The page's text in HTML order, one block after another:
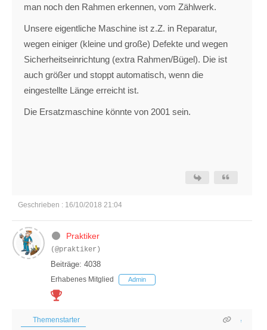
man noch den Rahmen erkennen, vom Zählwerk.
Unsere eigentliche Maschine ist z.Z. in Reparatur,
wegen einiger (kleine und große) Defekte und wegen
Sicherheitseinrichtung (extra Rahmen/Bügel). Die ist
auch größer und stoppt automatisch, wenn die
eingestellte Länge erreicht ist.
Die Ersatzmaschine könnte von 2001 sein.
Geschrieben : 16/10/2018 21:04
Praktiker
(@praktiker)
Beiträge: 4038
Erhabenes Mitglied Admin
Themenstarter